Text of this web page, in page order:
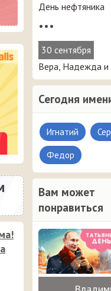
День нефтяника
•••
30 сентября
Вера, Надежда
Сегодня
Игнатий
Федор
Вам может
понравиться